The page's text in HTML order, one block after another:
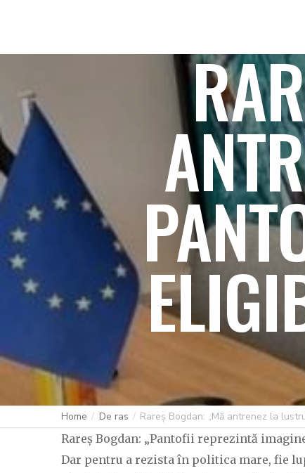
Home De ras Rareș Bogdan: „Mă antrenez la
Rareș Bogdan: „Pantofii reprezintă
Dar pentru a rezista în politica mare, fie